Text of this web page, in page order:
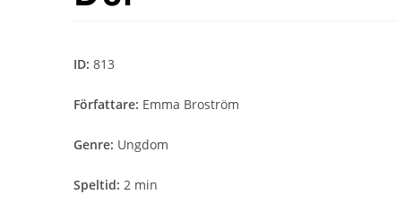
ID: 813
Författare: Emma Broström
Genre: Ungdom
Speltid: 2 min